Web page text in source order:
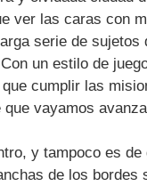
ver las caras con
serie de sujetos
un estilo de
cumplir las
que vayamos
y tampoco es de
de los bordes